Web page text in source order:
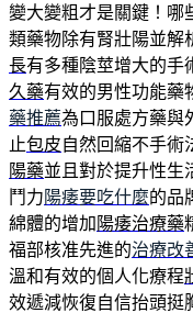
變大變粗才是關鍵！哪
類藥物除有腎壯陽並解
長有多種陰莖增大的手
久藥有效的男性功能藥
藥推薦為口服處方藥與
止包皮自然回縮不手術
陽藥並且對於提升性生
鬥力 陽痿要吃什麼的品
綿體的增加 陽痿治療藥
福部核准先進的治療改
溫和有效的個人化療程
效遞減恢復自信抬頭挺